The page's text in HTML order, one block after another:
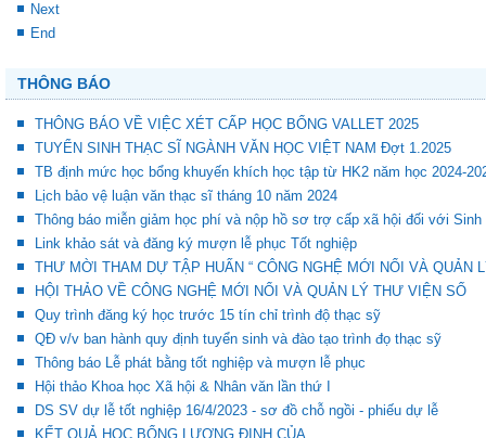
Next
End
THÔNG BÁO
THÔNG BÁO VỀ VIỆC XÉT CẤP HỌC BỔNG VALLET 2025
TUYỂN SINH THẠC SĨ NGÀNH VĂN HỌC VIỆT NAM Đợt 1.2025
TB định mức học bổng khuyến khích học tập từ HK2 năm học 2024-
Lịch bảo vệ luận văn thạc sĩ tháng 10 năm 2024
Thông báo miễn giảm học phí và nộp hồ sơ trợ cấp xã hội đối với Sinh
Link khảo sát và đăng ký mượn lễ phục Tốt nghiệp
THƯ MỜI THAM DỰ TẬP HUẤN “ CÔNG NGHỆ MỚI NỔI VÀ QUẢN
HỘI THẢO VỀ CÔNG NGHỆ MỚI NỔI VÀ QUẢN LÝ THƯ VIỆN SỐ
Quy trình đăng ký học trước 15 tín chỉ trình độ thạc sỹ
QĐ v/v ban hành quy định tuyển sinh và đào tạo trình đọ thạc sỹ
Thông báo Lễ phát bằng tốt nghiệp và mượn lễ phục
Hội thảo Khoa học Xã hội & Nhân văn lần thứ I
DS SV dự lễ tốt nghiệp 16/4/2023 - sơ đồ chỗ ngồi - phiếu dự lễ
KẾT QUẢ HỌC BỔNG LƯƠNG ĐỊNH CỦA